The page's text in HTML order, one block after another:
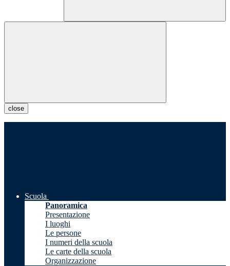
close
Scuola
Panoramica
Presentazione
I luoghi
Le persone
I numeri della scuola
Le carte della scuola
Organizzazione